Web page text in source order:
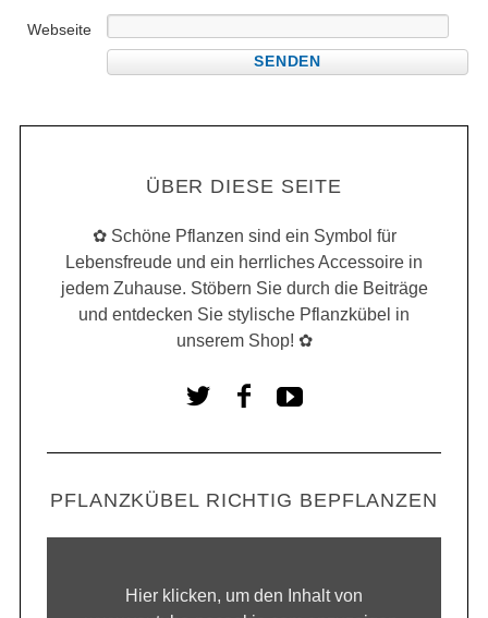
Webseite
ÜBER DIESE SEITE
✿ Schöne Pflanzen sind ein Symbol für
Lebensfreude und ein herrliches Accessoire in
jedem Zuhause. Stöbern Sie durch die Beiträge
und entdecken Sie stylische Pflanzkübel in
unserem Shop! ✿
PFLANZKÜBEL RICHTIG BEPFLANZEN
Hier klicken, um den Inhalt von